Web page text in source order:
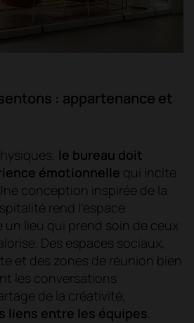
: appartenance et
le bureau doit
émotionnelle qui incite
conception inspirée de la
rend l'espace
lieu qui prend soin de ceux
Des espaces sociaux,
et des zones de réunion bien
les conversations
de la créativité,
liens entre les équipes.